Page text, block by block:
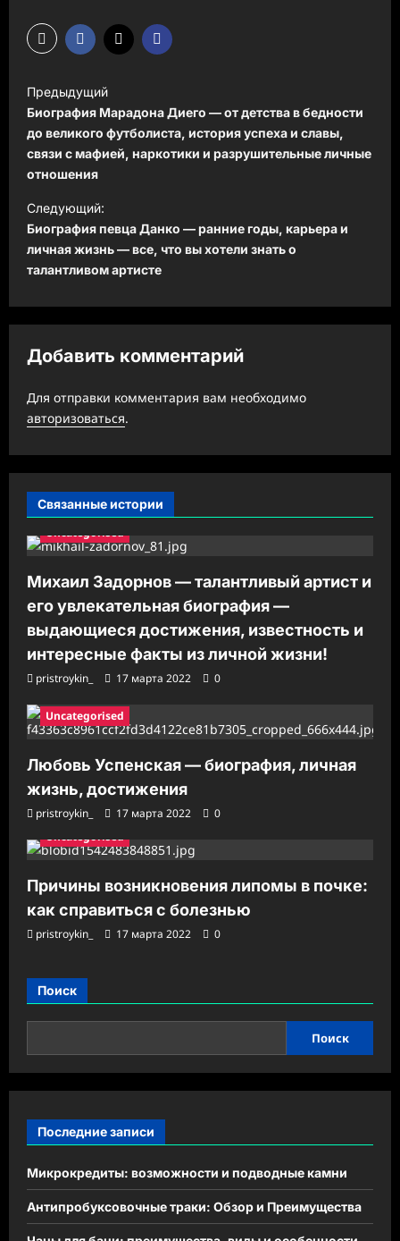
а
в
и
а
ц
и
я
з
а
и
и
Предыдущий
Биография Марадона Диего — от детства в бедности
до великого футболиста, история успеха и славы,
связи с мафией, наркотики и разрушительные личные
отношения
Следующий:
Биография певца Данко — ранние годы, карьера и
личная жизнь — все, что вы хотели знать о
талантливом артисте
Добавить комментарий
Для отправки комментария вам необходимо
авторизоваться.
Связанные истории
Uncategorised
Михаил Задорнов — талантливый артист и
его увлекательная биография —
выдающиеся достижения, известность и
интересные факты из личной жизни!
pristroykin_ 17 марта 2022 0
Uncategorised
Любовь Успенская — биография, личная
жизнь, достижения
pristroykin_ 17 марта 2022
0
Uncategorised
Причины возникновения липомы в почке:
как справиться с болезнью
pristroykin_ 17 марта 2022 0
Поиск
Поиск
Последние записи
Микрокредиты: возможности и подводные камни
Антипробуксовочные траки: Обзор и Преимущества